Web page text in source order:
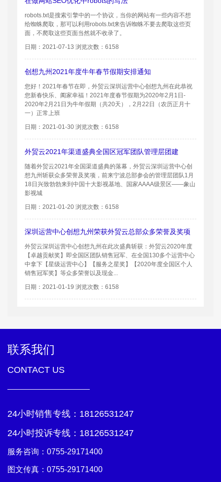
robots.txt是搜索引擎中的一个协议，当你的网站有一些内容不想
给蜘蛛爬取，那可以利用robots.txt来告诉蜘蛛不要去爬取这些页
面，不爬取这些页面当然就不收录了。
日期：2021-07-13 浏览次数：6158
创想九州2021年度牛年春节假期安排通知
您好！2021年春节在即，外贸云深圳运营中心创想九州在此恭祝
您新春快乐、阖家幸福！2021年度春节假期为2020年2月1日-
2020年2月21日为牛年假期（共20天），2月22日（农历正月十
一）正常上班
日期：2021-01-30 浏览次数：6158
外贸云2021年渠道盛典全国区冠军团队管理层团建
随着外贸云2021年全国渠道盛典的落幕，外贸云深圳运营中心创
想九州斩获众多荣誉及奖项，前来宁波总部参会的管理层团队1月
18日兴致勃勃来到中国十大影视基地、国家AAAA级景区——象山
影视城
日期：2021-01-20 浏览次数：6158
深圳运营中心创想九州荣获外贸云总部众多荣誉及奖项
外贸云深圳运营中心创想九州在此次盛典斩获：外贸云2020年度
【卓越贡献奖】即全国区团队销售冠军、在全国130多个运营中心
中拿下【星级运营中心】【服务之星奖】【2020年度全国区个人
销售冠军奖】等众多荣誉以及现金...
日期：2021-01-19 浏览次数：6158
联系我们
CONTACT US
24小时销售专线： 18126531247
24小时投诉专线： 18126531247
服务咨询： 0755-29171400
图文传真：0755-29171400